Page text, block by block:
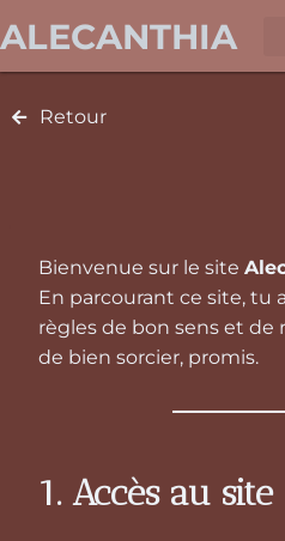
ALECANTHIA
Retour
Bienvenue sur le site
En parcourant ce site, tu
règles de bon sens et de
de bien sorcier, promis.
1. Accès au site